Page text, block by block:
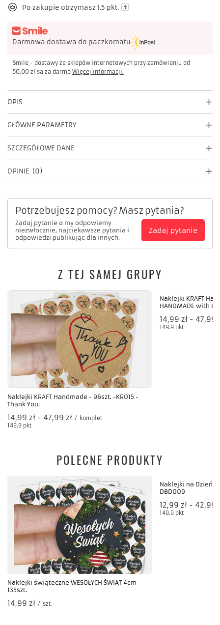
Po zakupie otrzymasz 1.5 pkt.
Darmowa dostawa do paczkomatu
Smile - dostawy ze sklepów internetowych przy zamówieniu od
50,00 zł są za darmo Więcej informacji.
OPIS
GŁÓWNE PARAMETRY
SZCZEGÓŁOWE DANE
OPINIE (0)
Potrzebujesz pomocy? Masz pytania?
Zadaj pytanie a my odpowiemy
niezwłocznie, najciekawsze pytania i
odpowiedzi publikując dla innych.
Zadaj pytanie
Z TEJ SAMEJ GRUPY
Naklejki KRAFT Handmade - 96szt. -KR015 -
Thank You!
od
14,99 zł - do
47,99 zł / komplet
149.9 pkt
Naklejki KRAFT
HANDMADE with
od
14,99 zł - do
47,99
149.9 pkt
POLECNE PRODUKTY
Naklejki świąteczne WESOŁYCH ŚWIĄT 4cm
135szt.
14,99 zł / szt.
Naklejki na Dzień
DBD009
od
12,99 zł - do
42,99
149.9 pkt